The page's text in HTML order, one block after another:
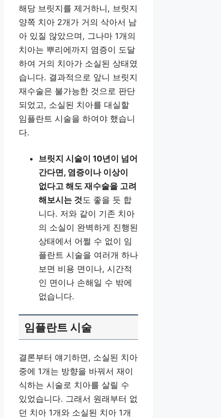
해당 브릿지를 제거하니, 브릿지
양쪽 치아 2개가 거의 삭아서 남
아 있질 않았으며, 그나마 1개의
치아는 뿌리에까지 염증이 도달
하여 거의 치아가 소실된 상태였
습니다. 결과적으로 앞니 브릿지
재수술은 불가능한 것으로 판단
되었고, 소실된 치아를 대실할
임플란트 시술을 하여야 했습니
다.
브릿지 시술이 10년이 넘어
간다면, 염증이나 이상이
없다고 해도 재수술을 고려
해보시는 것 도 좋을 듯 합
니다. 저와 같이 기존 치아
의 소실이 완벽하게 진행된
상태에서 어쩔 수 없이 임
플란트 시술을 여러개 하나
보면 비용 면이나, 시간적
인 면이나 손해일 수 밖에
없습니다.
임플란트 시술
결론부터 얘기하면, 소실된 치아
중에 1개는 방향을 바꿔서 재이
식하는 시술로 치아를 살릴 수
있었습니다. 그래서 원래부터 없
던 치아 1개와 소실된 치아 1개